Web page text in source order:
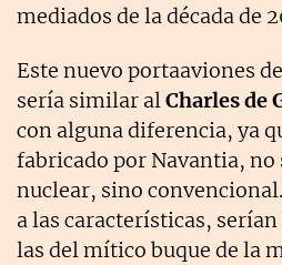
mediados de la década de
Este nuevo portaaviones
sería similar alCharles de
con alguna diferencia, ya
fabricado por Navantia,
nuclear, sino
a las características,
las del mítico buque de la